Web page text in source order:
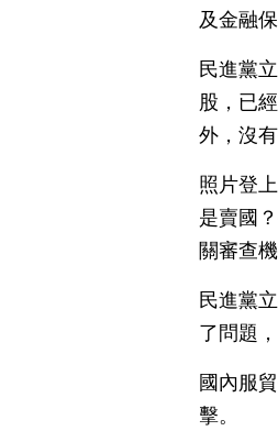
及金融
民進黨
股，已
外，沒
照片登
是賣國
關審查
民進黨
了問題
國內服
擊。